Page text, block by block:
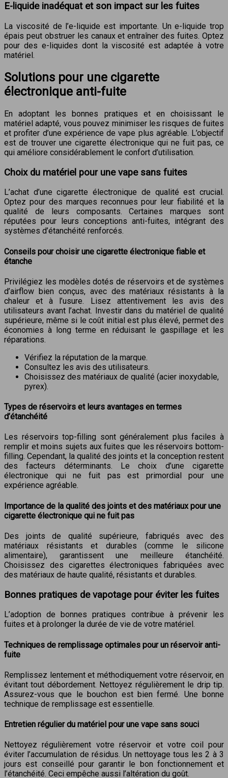
E-liquide inadéquat et son impact sur les fuites
La viscosité de l’e-liquide est importante. Un e-liquide trop
épais peut obstruer les canaux et entraîner des fuites. Optez
pour des e-liquides dont la viscosité est adaptée à votre
matériel.
Solutions pour une cigarette
électronique anti-fuite
En adoptant les bonnes pratiques et en choisissant le
matériel adapté, vous pouvez minimiser les risques de fuites
et profiter d’une expérience de vape plus agréable. L’objectif
est de trouver une cigarette électronique qui ne fuit pas, ce
qui améliore considérablement le confort d’utilisation.
Choix du matériel pour une vape sans fuites
L’achat d’une cigarette électronique de qualité est crucial.
Optez pour des marques reconnues pour leur fiabilité et la
qualité de leurs composants. Certaines marques sont
réputées pour leurs conceptions anti-fuites, intégrant des
systèmes d’étanchéité renforcés.
Conseils pour choisir une cigarette électronique fiable et
étanche
Privilégiez les modèles dotés de réservoirs et de systèmes
d’airflow bien conçus, avec des matériaux résistants à la
chaleur et à l’usure. Lisez attentivement les avis des
utilisateurs avant l’achat. Investir dans du matériel de qualité
supérieure, même si le coût initial est plus élevé, permet des
économies à long terme en réduisant le gaspillage et les
réparations.
Vérifiez la réputation de la marque.
Consultez les avis des utilisateurs.
Choisissez des matériaux de qualité (acier inoxydable,
pyrex).
Types de réservoirs et leurs avantages en termes
d’étanchéité
Les réservoirs top-filling sont généralement plus faciles à
remplir et moins sujets aux fuites que les réservoirs bottom-
filling. Cependant, la qualité des joints et la conception restent
des facteurs déterminants. Le choix d’une cigarette
électronique qui ne fuit pas est primordial pour une
expérience agréable.
Importance de la qualité des joints et des matériaux pour une
cigarette électronique qui ne fuit pas
Des joints de qualité supérieure, fabriqués avec des
matériaux résistants et durables (comme le silicone
alimentaire), garantissent une meilleure étanchéité.
Choisissez des cigarettes électroniques fabriquées avec
des matériaux de haute qualité, résistants et durables.
Bonnes pratiques de vapotage pour éviter les fuites
L’adoption de bonnes pratiques contribue à prévenir les
fuites et à prolonger la durée de vie de votre matériel.
Techniques de remplissage optimales pour un réservoir anti-
fuite
Remplissez lentement et méthodiquement votre réservoir, en
évitant tout débordement. Nettoyez régulièrement le drip tip.
Assurez-vous que le bouchon est bien fermé. Une bonne
technique de remplissage est essentielle.
Entretien régulier du matériel pour une vape sans souci
Nettoyez régulièrement votre réservoir et votre coil pour
éviter l’accumulation de résidus. Un nettoyage tous les 2 à 3
jours est conseillé pour garantir le bon fonctionnement et
l’étanchéité. Ceci empêche aussi l’altération du goût.